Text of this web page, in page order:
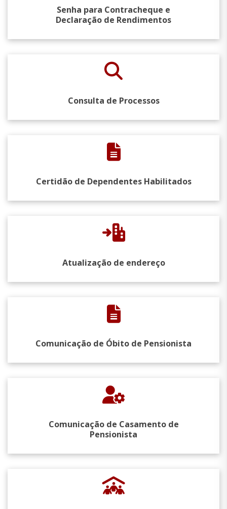
Senha para Contracheque e
Declaração de Rendimentos
Consulta de Processos
Certidão de Dependentes Habilitados
Atualização de endereço
Comunicação de Óbito de Pensionista
Comunicação de Casamento de
Pensionista